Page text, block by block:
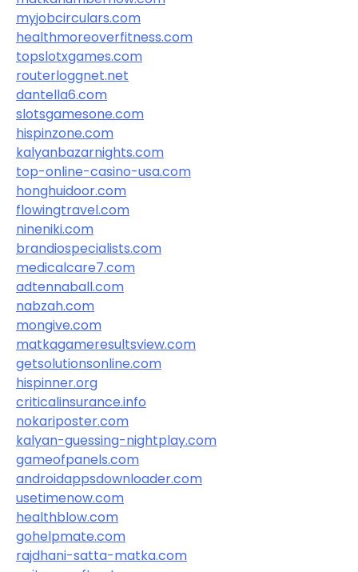
myjobcirculars.com
healthmoreoverfitness.com
topslotxgames.com
routerloggnet.net
dantella6.com
slotsgamesone.com
hispinzone.com
kalyanbazarnights.com
top-online-casino-usa.com
honghuidoor.com
flowingtravel.com
nineniki.com
brandiospecialists.com
medicalcare7.com
adtennaball.com
nabzah.com
mongive.com
matkagameresultsview.com
getsolutionsonline.com
hispinner.org
criticalinsurance.info
nokariposter.com
kalyan-guessing-nightplay.com
gameofpanels.com
androidappsdownloader.com
usetimenow.com
healthblow.com
gohelpmate.com
rajdhani-satta-matka.com